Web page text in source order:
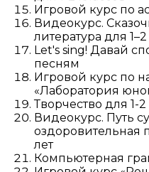
Игровой курс по
Видеокурс.
литература для
Let's sing! Давай
песням
Игровой курс по
«Лаборатория
Творчество для 1-2
Видеокурс. Путь
оздоровительная
лет
Компьютерная